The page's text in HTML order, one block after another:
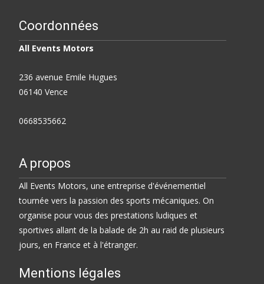
Coordonnées
All Events Motors
236 avenue Emile Hugues
06140 Vence
0668535662
A propos
All Events Motors, une entreprise d'événementiel
tournée vers la passion des sports mécaniques. On
organise pour vous des prestations ludiques et
sportives allant de la balade de 2h au raid de plusieurs
jours, en France et à l'étranger.
Mentions légales